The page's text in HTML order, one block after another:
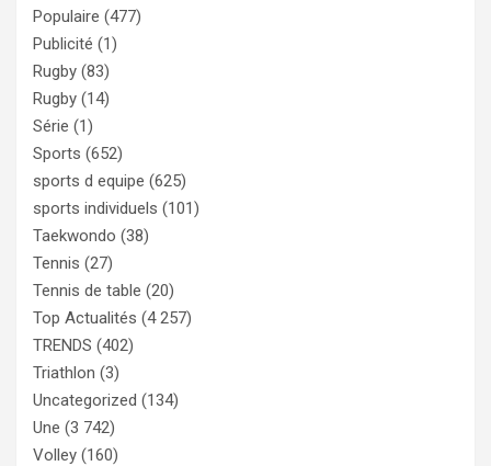
Populaire (477)
Publicité (1)
Rugby (83)
Rugby (14)
Série (1)
Sports (652)
sports d equipe (625)
sports individuels (101)
Taekwondo (38)
Tennis (27)
Tennis de table (20)
Top Actualités (4 257)
TRENDS (402)
Triathlon (3)
Uncategorized (134)
Une (3 742)
Volley (160)